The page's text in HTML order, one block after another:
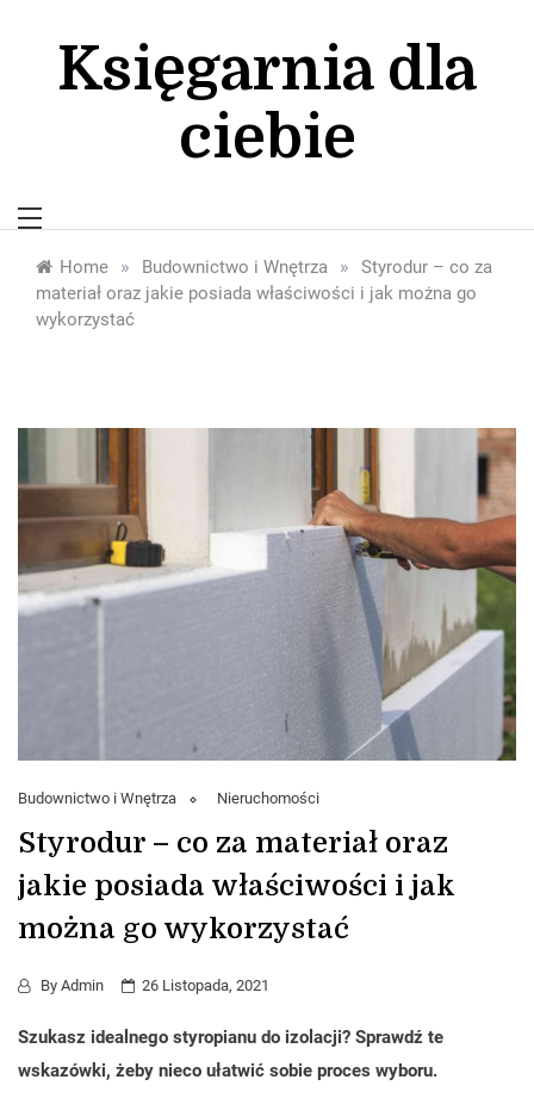
Księgarnia dla
ciebie
Home » Budownictwo i Wnętrza »
Styrodur – co za
materiał oraz jakie posiada właściwości i jak można go
wykorzystać
Budownictwo i Wnętrza Nieruchomości
Styrodur – co za materiał oraz
jakie posiada właściwości i jak
można go wykorzystać
By Admin 26 Listopada, 2021
Szukasz idealnego styropianu do izolacji? Sprawdź te
wskazówki, żeby nieco ułatwić sobie proces wyboru.